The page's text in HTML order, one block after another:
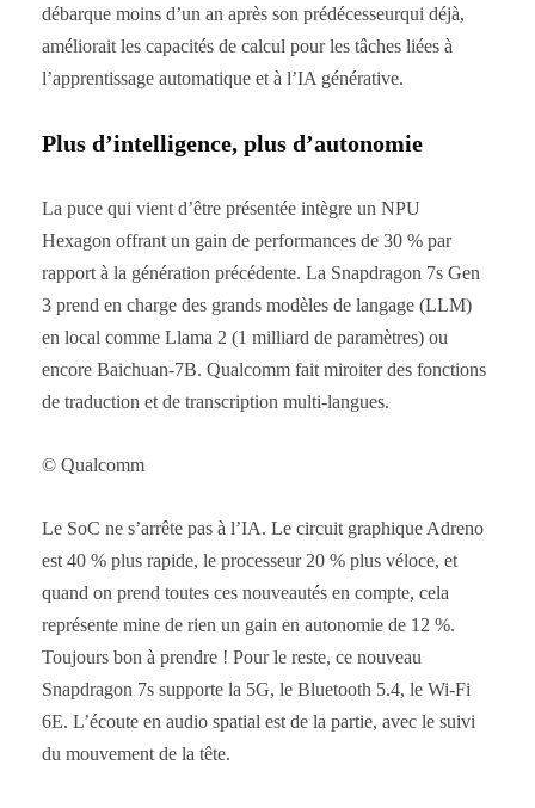
débarque moins d’un an après son prédécesseurqui déjà,
améliorait les capacités de calcul pour les tâches liées à
l’apprentissage automatique et à l’IA générative.
Plus d’intelligence, plus d’autonomie
La puce qui vient d’être présentée intègre un NPU
Hexagon offrant un gain de performances de 30 % par
rapport à la génération précédente. La Snapdragon 7s Gen
3 prend en charge des grands modèles de langage (LLM)
en local comme Llama 2 (1 milliard de paramètres) ou
encore Baichuan-7B. Qualcomm fait miroiter des fonctions
de traduction et de transcription multi-langues.
© Qualcomm
Le SoC ne s’arrête pas à l’IA. Le circuit graphique Adreno
est 40 % plus rapide, le processeur 20 % plus véloce, et
quand on prend toutes ces nouveautés en compte, cela
représente mine de rien un gain en autonomie de 12 %.
Toujours bon à prendre ! Pour le reste, ce nouveau
Snapdragon 7s supporte la 5G, le Bluetooth 5.4, le Wi-Fi
6E. L’écoute en audio spatial est de la partie, avec le suivi
du mouvement de la tête.